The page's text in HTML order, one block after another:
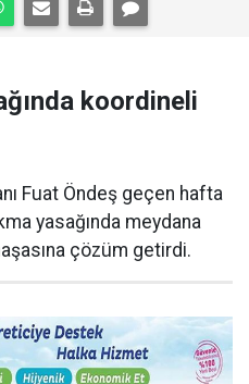
koordineli
Fuat Öndeş geçen hafta
yasağında meydana
çözüm getirdi.